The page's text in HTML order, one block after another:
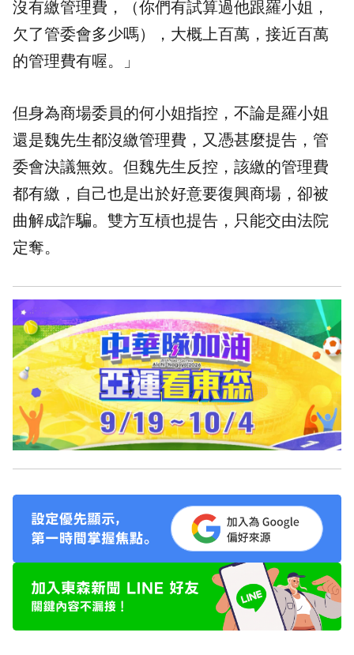
沒有繳管理費，（你們有試算過他跟羅小姐，
欠了管委會多少嗎），大概上百萬，接近百萬
的管理費有喔。」
但身為商場委員的何小姐指控，不論是羅小姐
還是魏先生都沒繳管理費，又憑甚麼提告，管
委會決議無效。但魏先生反控，該繳的管理費
都有繳，自己也是出於好意要復興商場，卻被
曲解成詐騙。雙方互槓也提告，只能交由法院
定奪。